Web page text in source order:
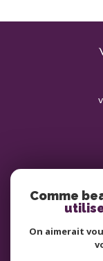
Comme
On aimerait